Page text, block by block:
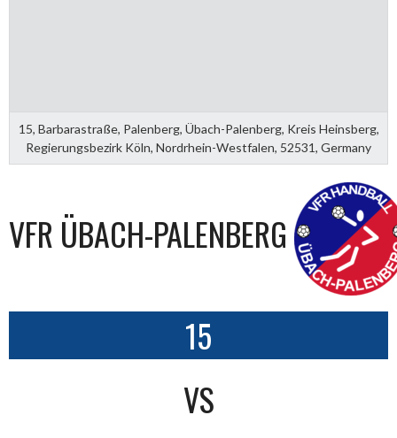
15, Barbarastraße, Palenberg, Übach-Palenberg, Kreis Heinsberg,
Regierungsbezirk Köln, Nordrhein-Westfalen, 52531, Germany
VFR ÜBACH-PALENBERG
15
VS